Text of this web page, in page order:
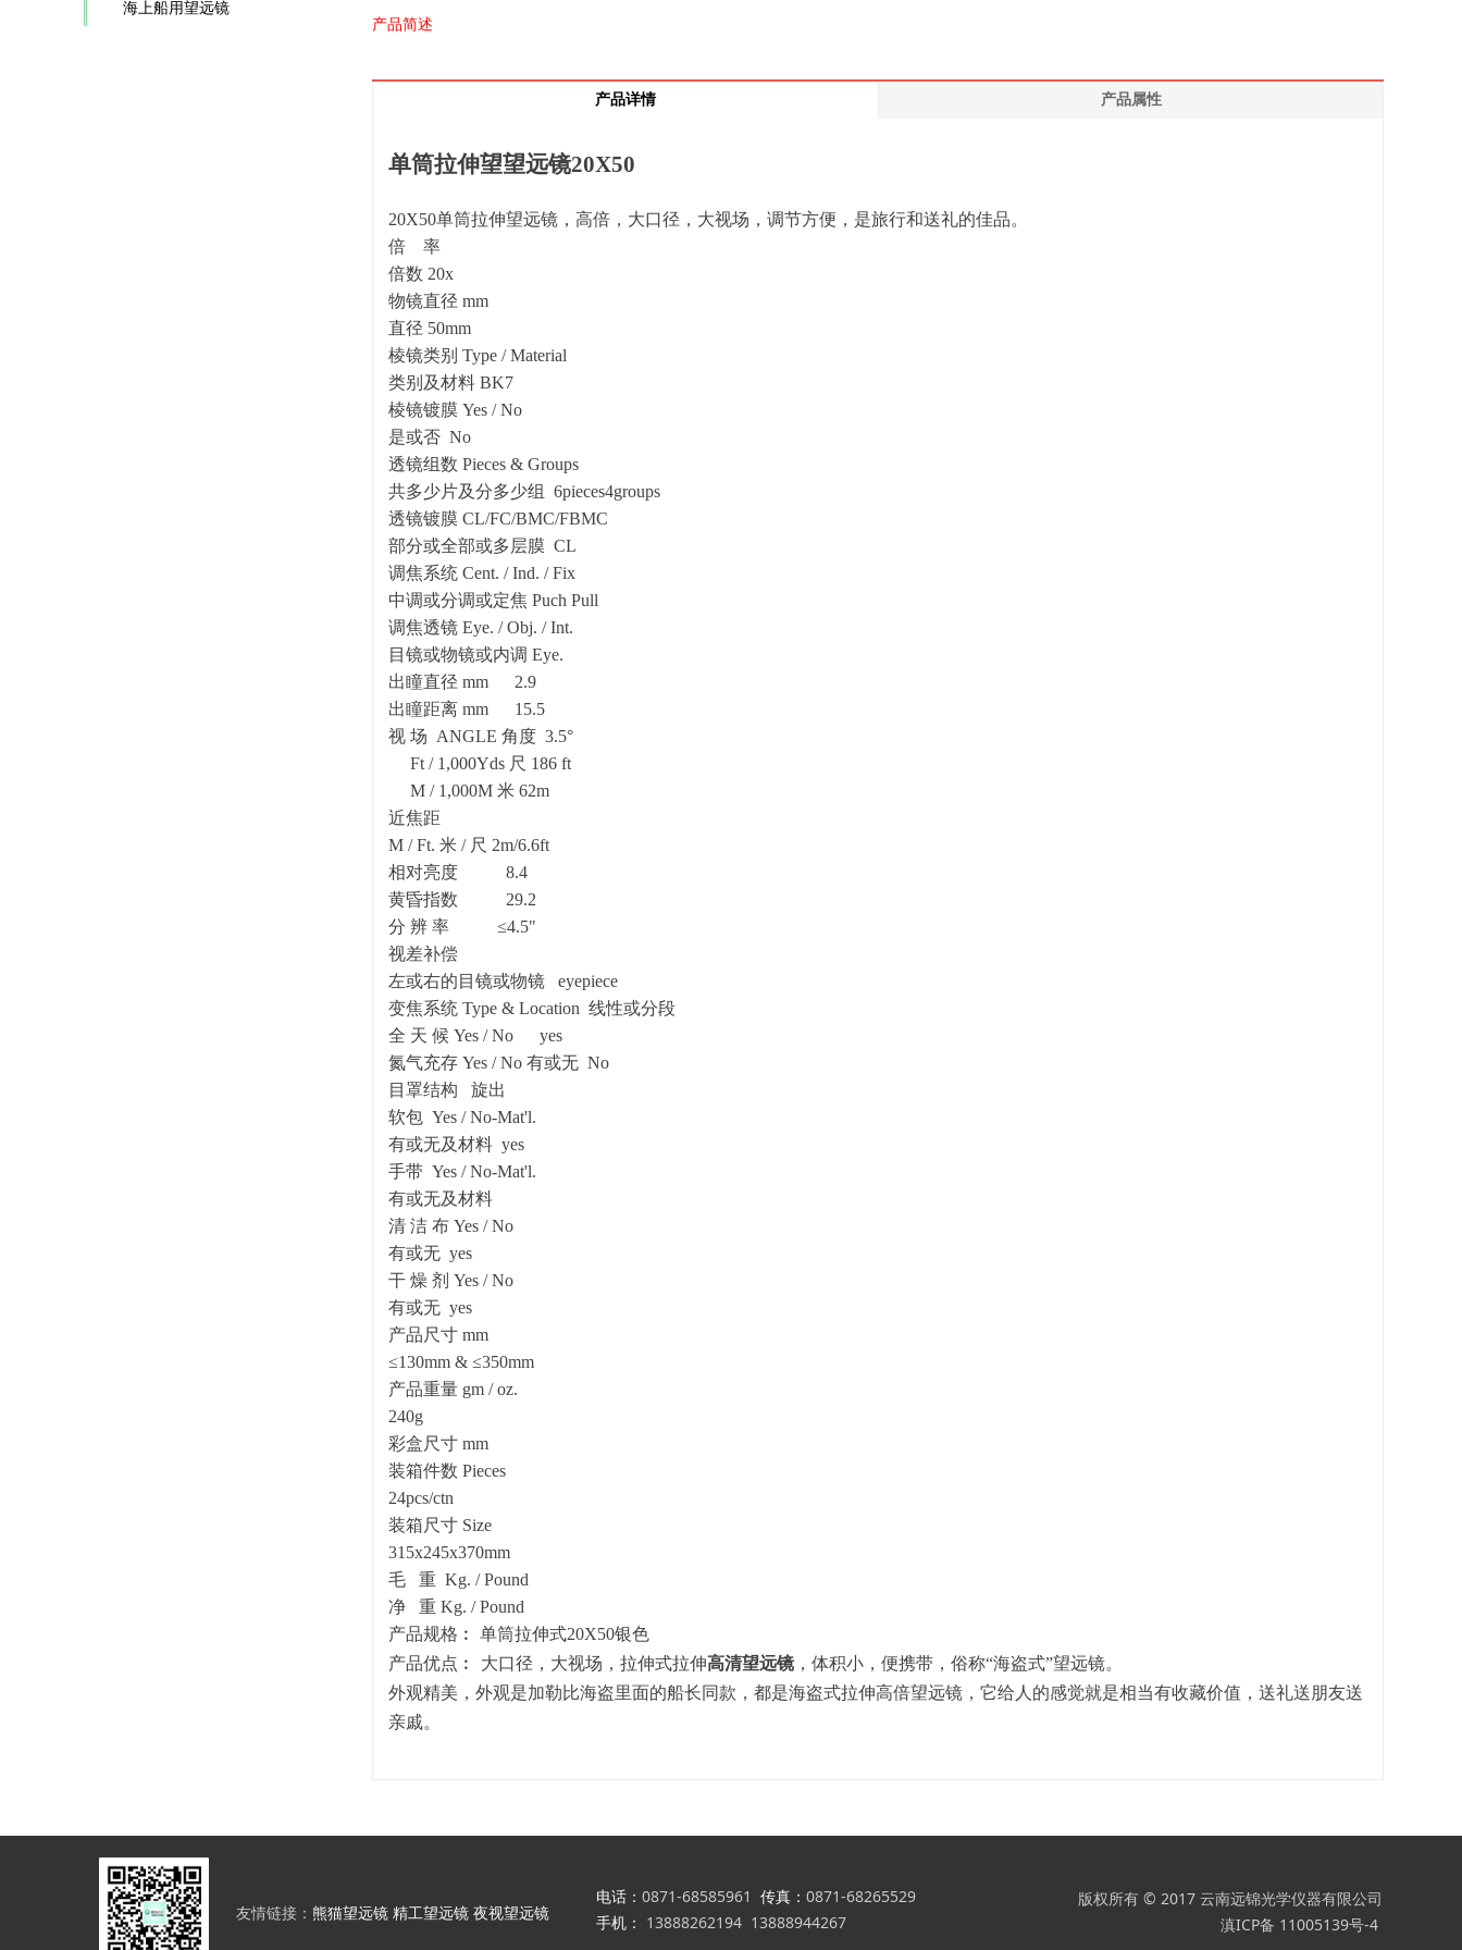
产品详情 产品属性
单筒拉伸望望远镜20X50
20X50单筒拉伸望远镜，高倍，大口径，大视场，调节方便，是旅行和送礼的佳品。
倍 率
倍数 20x
物镜直径 mm
直径 50mm
棱镜类别 Type / Material
类别及材料 BK7
棱镜镀膜 Yes / No
是或否 No
透镜组数 Pieces & Groups
共多少片及分多少组 6pieces4groups
透镜镀膜 CL/FC/BMC/FBMC
部分或全部或多层膜 CL
调焦系统 Cent. / Ind. / Fix
中调或分调或定焦 Puch Pull
调焦透镜 Eye. / Obj. / Int.
目镜或物镜或内调 Eye.
出瞳直径 mm 2.9
出瞳距离 mm 15.5
视 场 ANGLE 角度 3.5°
Ft / 1,000Yds 尺 186 ft
M / 1,000M 米 62m
近焦距
M / Ft. 米 / 尺 2m/6.6ft
相对亮度 8.4
黄昏指数 29.2
分 辨 率 ≤4.5"
视差补偿
左或右的目镜或物镜 eyepiece
变焦系统 Type & Location 线性或分段
全 天 候 Yes / No yes
氮气充存 Yes / No 有或无 No
目罩结构 旋出
软包 Yes / No-Mat'l.
有或无及材料 yes
手带 Yes / No-Mat'l.
有或无及材料
清 洁 布 Yes / No
有或无 yes
干 燥 剂 Yes / No
有或无 yes
产品尺寸 mm
≤130mm & ≤350mm
产品重量 gm / oz.
240g
彩盒尺寸 mm
装箱件数 Pieces
24pcs/ctn
装箱尺寸 Size
315x245x370mm
毛 重 Kg. / Pound
净 重 Kg. / Pound
产品规格︰ 单筒拉伸式20X50银色
产品优点︰
大口径，大视场，拉伸式拉伸高清望远镜 ，体积小，便携带，俗称“海盗式”望远镜。
外观精美，外观是加勒比海盗里面的船长同款，都是海盗式拉伸高倍望远镜，它给人的感觉就是相当有收藏价值，送礼送朋友送
亲戚。
海上船用望远镜
产品简述
友情链接： 熊猫望远镜 精工望远镜 夜视望远镜
电话： 0871-68585961 传真： 0871-68265529
手机： 13888262194 13888944267
版权所有 © 2017 云南远锦光学仪器有限公司
滇ICP备 11005139号-4